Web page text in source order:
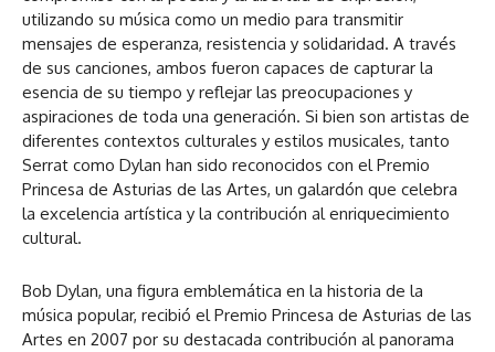
utilizando su música como un medio para transmitir
mensajes de esperanza, resistencia y solidaridad. A través
de sus canciones, ambos fueron capaces de capturar la
esencia de su tiempo y reflejar las preocupaciones y
aspiraciones de toda una generación. Si bien son artistas de
diferentes contextos culturales y estilos musicales, tanto
Serrat como Dylan han sido reconocidos con el Premio
Princesa de Asturias de las Artes, un galardón que celebra
la excelencia artística y la contribución al enriquecimiento
cultural.
Bob Dylan, una figura emblemática en la historia de la
música popular, recibió el Premio Princesa de Asturias de las
Artes en 2007 por su destacada contribución al panorama